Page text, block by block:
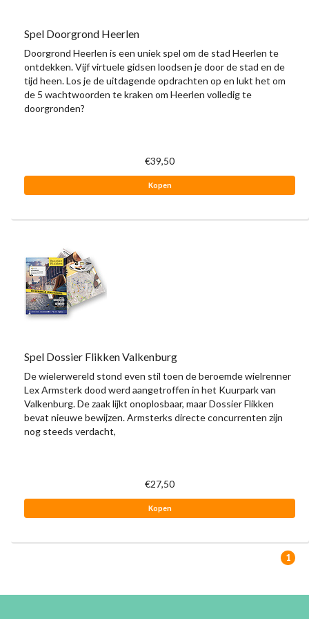
Spel Doorgrond Heerlen
Doorgrond Heerlen is een uniek spel om de stad Heerlen te
ontdekken. Vijf virtuele gidsen loodsen je door de stad en de
tijd heen. Los je de uitdagende opdrachten op en lukt het om
de 5 wachtwoorden te kraken om Heerlen volledig te
doorgronden?
€39,50
Kopen
Spel Dossier Flikken Valkenburg
De wielerwereld stond even stil toen de beroemde wielrenner
Lex Armsterk dood werd aangetroffen in het Kuurpark van
Valkenburg. De zaak lijkt onoplosbaar, maar Dossier Flikken
bevat nieuwe bewijzen. Armsterks directe concurrenten zijn
nog steeds verdacht,
€27,50
Kopen
1